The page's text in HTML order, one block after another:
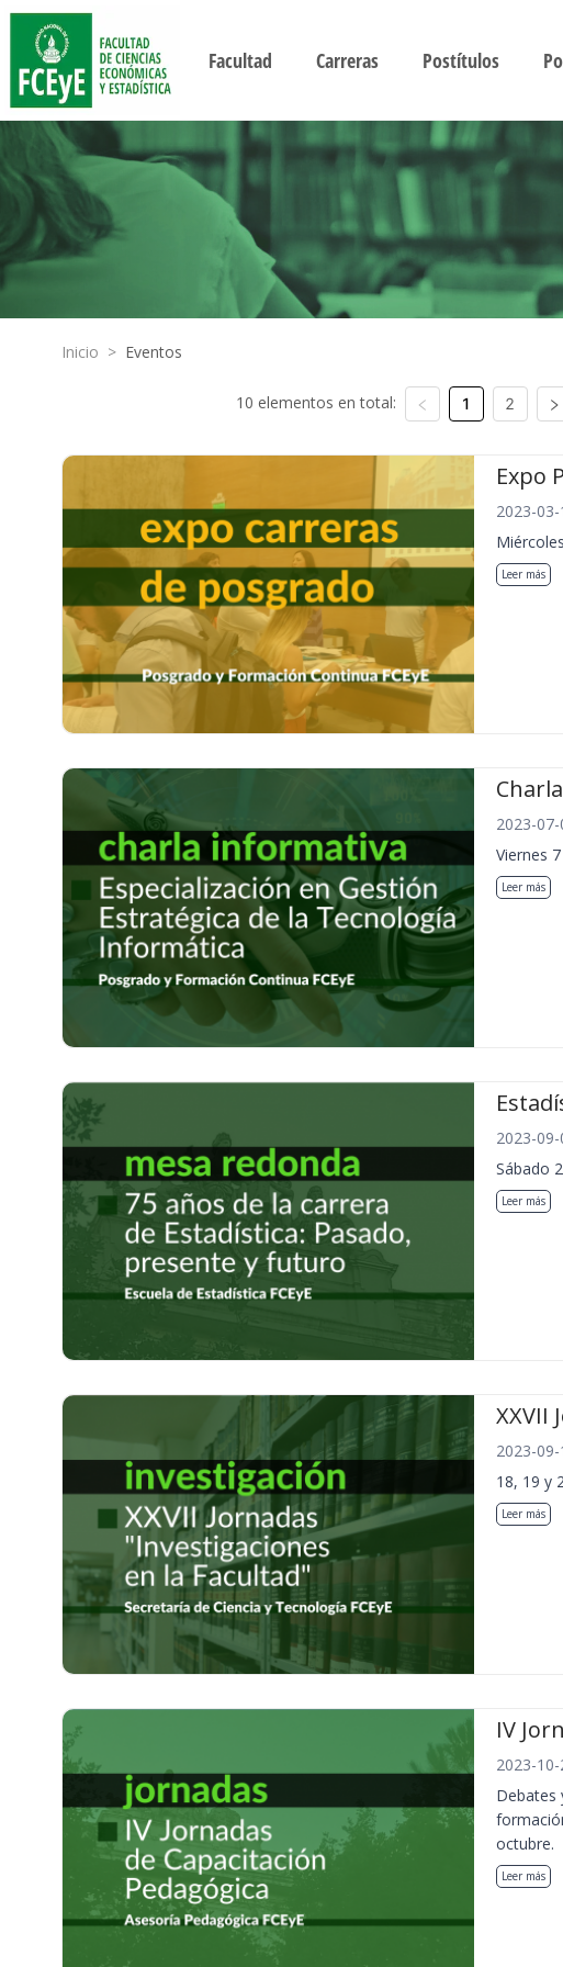
Facultad Carreras Postítulos
Inicio > Eventos
10 elementos en total: 1 2
Expo
2023-
Leer más
2023-
Viernes
Leer más
2023-
Sábado
Leer más
XXVII
2023-
18, 19 y
Leer más
IV
2023-
Debates
octubre.
Leer más